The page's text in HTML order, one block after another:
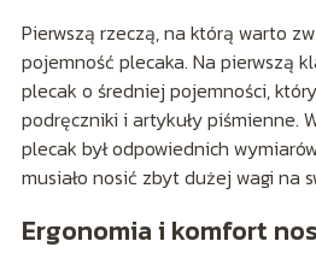
Pierwszą rzeczą, na którą warto
pojemność plecaka. Na pierwszą
plecak o średniej pojemności,
podręczniki i artykuły piśmienne.
plecak był odpowiednich
musiało nosić zbyt dużej wagi na
Ergonomia i komfort